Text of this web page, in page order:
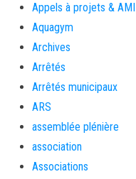
Appels à projets & AMI
Aquagym
Archives
Arrêtés
Arrêtés municipaux
ARS
assemblée plénière
association
Associations